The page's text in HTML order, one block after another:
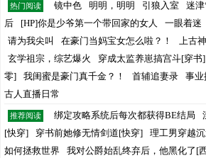
热门阅读 镜中色 明明，明明 引狼入室 迷
后
[HP]你是少爷第一个带回家的女人 一眼着迷
请为我尖叫
在豪门当妈宝女怎么啦？！ 上古
玄学祖宗，综艺爆火
穿成太监养崽搞宫斗[穿书]
零]
我闺蜜是豪门真千金？！ 首辅追妻录 事业
古人直播日常
推荐阅读 绑定攻略系统后每次都获得BE结局
[快穿]
穿书前她修无情剑道[快穿] 理工男穿越沉
如何拯救世界
我对公爵始乱终弃后，他黑化了[